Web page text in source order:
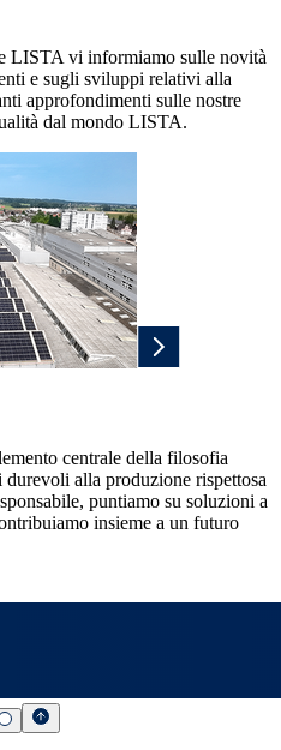
LISTA vi informiamo sulle novità
e sugli sviluppi relativi alla
approfondimenti sulle nostre
dal mondo LISTA.
centrale della filosofia
alla produzione rispettosa
puntiamo su soluzioni a
insieme a un futuro